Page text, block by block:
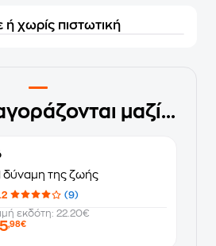
χωρίς πιστωτική
μαζί...
δύναμη της ζωής
(9)
εκδότη: 22.20€
,98€